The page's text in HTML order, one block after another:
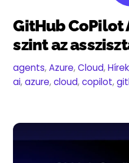
GitHub CoPilot
szint az
agents,Azure,Cloud,Hírek
ai,azure,cloud,copilot,